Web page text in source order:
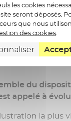
les ressources
pilotage
externe
du
appelé à
la plus
les cookies
seront déposés.
que nous
des cookies